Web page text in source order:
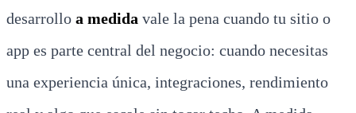
desarrollo a medida vale la pena cuando tu sitio o
app es parte central del negocio: cuando necesitas
una experiencia única, integraciones, rendimiento